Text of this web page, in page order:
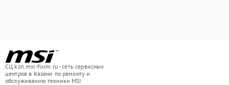
СЦ kzn.msi-fixim.ru - сеть сервисных
центров в Казани по ремонту и
обслуживанию техники MSI